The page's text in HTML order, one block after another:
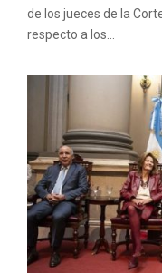
de los jueces de la
respecto a los...